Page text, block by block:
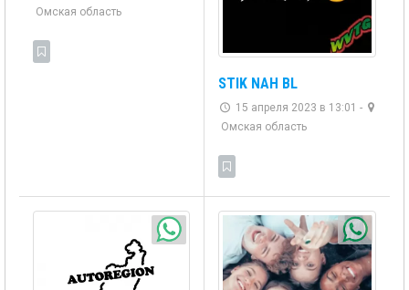
Омская область
STIK NAH BL
15 апреля 2023 в 13:01 -
Омская область